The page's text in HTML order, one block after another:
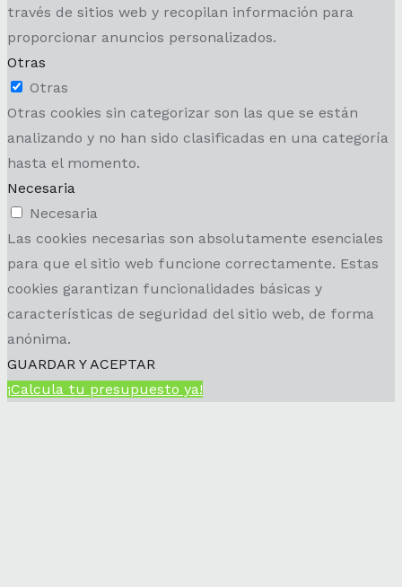
través de sitios web y recopilan información para
proporcionar anuncios personalizados.
Otras
Otras
Otras cookies sin categorizar son las que se están
analizando y no han sido clasificadas en una categoría
hasta el momento.
Necesaria
Necesaria
Las cookies necesarias son absolutamente esenciales
para que el sitio web funcione correctamente. Estas
cookies garantizan funcionalidades básicas y
características de seguridad del sitio web, de forma
anónima.
GUARDAR Y ACEPTAR
¡Calcula tu presupuesto ya!